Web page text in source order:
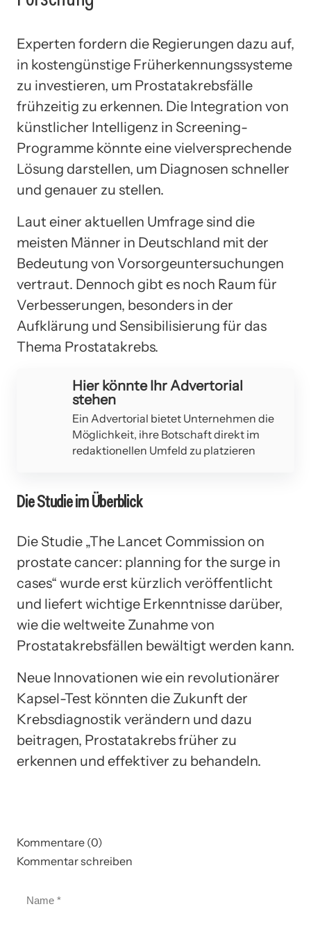
Experten fordern die Regierungen dazu auf,
in kostengünstige Früherkennungssysteme
zu investieren, um Prostatakrebsfälle
frühzeitig zu erkennen. Die Integration von
künstlicher Intelligenz in Screening-
Programme könnte eine vielversprechende
Lösung darstellen, um Diagnosen schneller
und genauer zu stellen.
Laut einer aktuellen Umfrage sind die
meisten Männer in Deutschland mit der
Bedeutung von Vorsorgeuntersuchungen
vertraut. Dennoch gibt es noch Raum für
Verbesserungen, besonders in der
Aufklärung und Sensibilisierung für das
Thema Prostatakrebs.
Hier könnte Ihr Advertorial
stehen
Ein Advertorial bietet Unternehmen die
Möglichkeit, ihre Botschaft direkt im
redaktionellen Umfeld zu platzieren
Die Studie im Überblick
Die Studie „The Lancet Commission on
prostate cancer: planning for the surge in
cases“ wurde erst kürzlich veröffentlicht
und liefert wichtige Erkenntnisse darüber,
wie die weltweite Zunahme von
Prostatakrebsfällen bewältigt werden kann.
Neue Innovationen wie ein revolutionärer
Kapsel-Test könnten die Zukunft der
Krebsdiagnostik verändern und dazu
beitragen, Prostatakrebs früher zu
erkennen und effektiver zu behandeln.
Kommentare (0)
Kommentar schreiben